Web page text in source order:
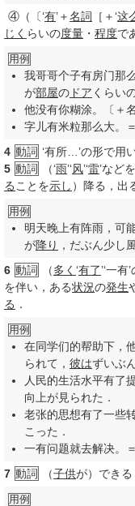
④ （〔‘有’＋名詞 ［＋‘这
じく らいの度量 ・ 程度で
用例
我哥哥个子有房门那
が部屋の ドア くらい
他没有你糊涂。〔＋
字儿有米粒那么大。
4 動詞 ‘有所…’の形で用
5 動詞 （‘雨’‘风’‘雷’など
る ことを示し ）降る，出
用例
明天晚上有阵雨，可
が降り ，だぶん少し
6 動詞 （多く ‘有了’‘一有
を伴い，ある状況の発生
る ．
用例
在同学们的帮助下，
られて， 彼はずいぶ
人民的生活水平有了
向上が見られた．
老张的思想有了一些
こった．
一有问题就去解决。＝
7 動詞 （子供が）できる
用例